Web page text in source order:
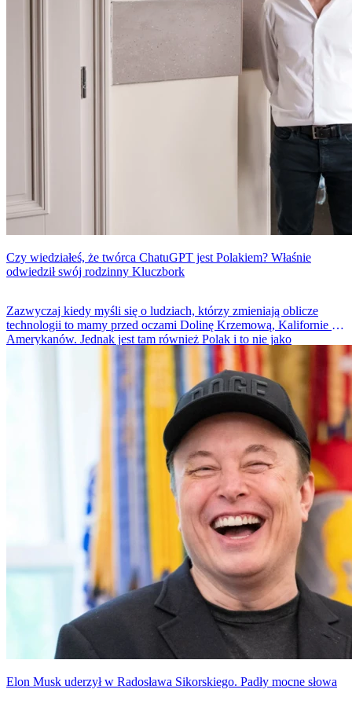
Czy wiedziałeś, że twórca ChatuGPT jest Polakiem? Właśnie
odwiedził swój rodzinny Kluczbork
Zazwyczaj kiedy myśli się o ludziach, którzy zmieniają oblicze
technologii to mamy przed oczami Dolinę Krzemową, Kalifornie i
Amerykanów. Jednak jest tam również Polak i to nie jako
szeregowy pracownik, tylko jeden z ojców sukcesu Chatu GPT.
Wojciech Zaremba nie zapomina skąd pochodzi i właśnie odwiedził
swoje liceum w Kluczborku.
Elon Musk uderzył w Radosława Sikorskiego. Padły mocne słowa